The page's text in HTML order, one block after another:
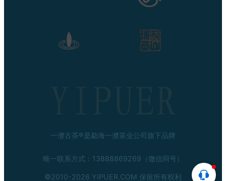
一濮古茶®是勐海一濮茶业公司旗下品牌
唯一联系方式：13888869269（微信同号）
©2010-2026 YIPUER.COM 保留所有权利